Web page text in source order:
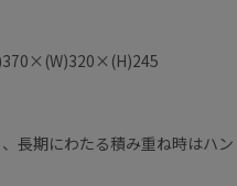
長期にわたる積み重ね時はハン